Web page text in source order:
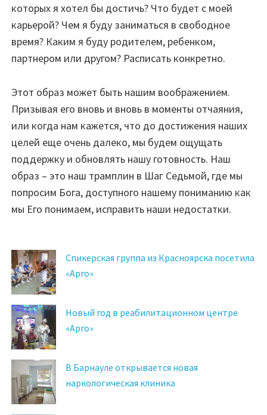
которых я хотел бы достичь? Что будет с моей
карьерой? Чем я буду заниматься в свободное
время? Каким я буду родителем, ребенком,
партнером или другом? Расписать конкретно.
Этот образ может быть нашим воображением.
Призывая его вновь и вновь в моменты отчаяния,
или когда нам кажется, что до достижения наших
целей еще очень далеко, мы будем ощущать
поддержку и обновлять нашу готовность. Наш
образ – это наш трамплин в Шаг Седьмой, где мы
попросим Бога, доступного нашему пониманию как
мы Его понимаем, исправить наши недостатки.
Спикерская группа из Красноярска посетила
«Арго»
Новый год в реабилитационном центре
«Арго»
В Барнауле открывается новая
наркологическая клиника